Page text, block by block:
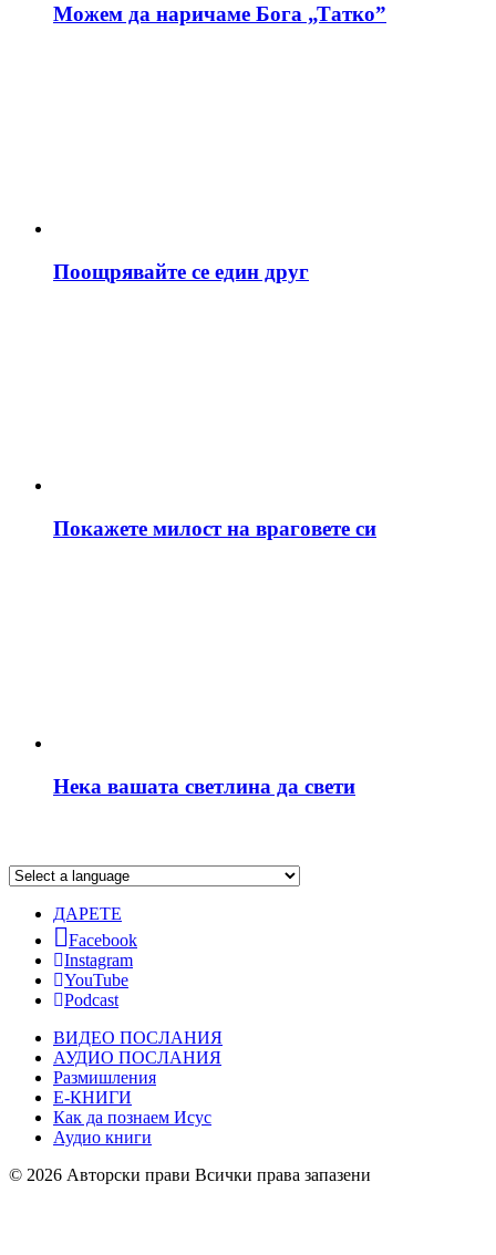
Можем да наричаме Бога „Татко”
Поощрявайте се един друг
Покажете милост на враговете си
Нека вашата светлина да свети
ДАРЕТЕ
Facebook
Instagram
YouTube
Podcast
ВИДЕО ПОСЛАНИЯ
АУДИО ПОСЛАНИЯ
Размишления
Е-КНИГИ
Как да познаем Исус
Аудио книги
© 2026 Авторски прави Всички права запазени